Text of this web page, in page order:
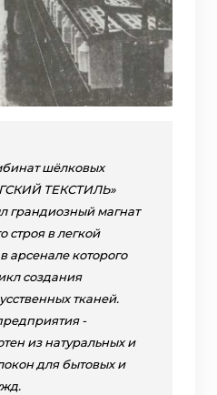
шёлковых
ТЕКСТИЛЬ»
грандиозный магнат
строя в легкой
арсенале которого
создания
тканей.
-
из натуральных и
для бытовых и